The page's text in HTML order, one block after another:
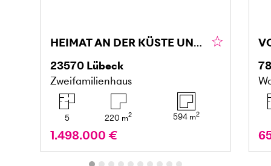
HEIMAT AN DER KÜSTE UNBEZAHLBARES LEBENSGEFÜHL
23570 Lübeck
Zweifamilienhaus
5 220 m2 594 m2
1.498.000 €